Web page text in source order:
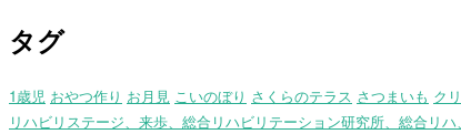
タグ
1歳児 おやつ作り お月見 こいのぼり さくらのテラス さつまいも ク
リハビリステージ、来歩、総合リハビリテーション研究所、総合リ